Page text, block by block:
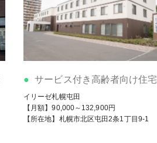
サービス付き高齢者向け住宅
イリーゼ札幌屯田
【月額】90,000～132,900円
【所在地】札幌市北区屯田2条1丁目9-1